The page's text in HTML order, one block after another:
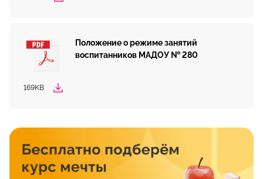
Положение о режиме занятий
воспитанников МАДОУ № 280
169KB